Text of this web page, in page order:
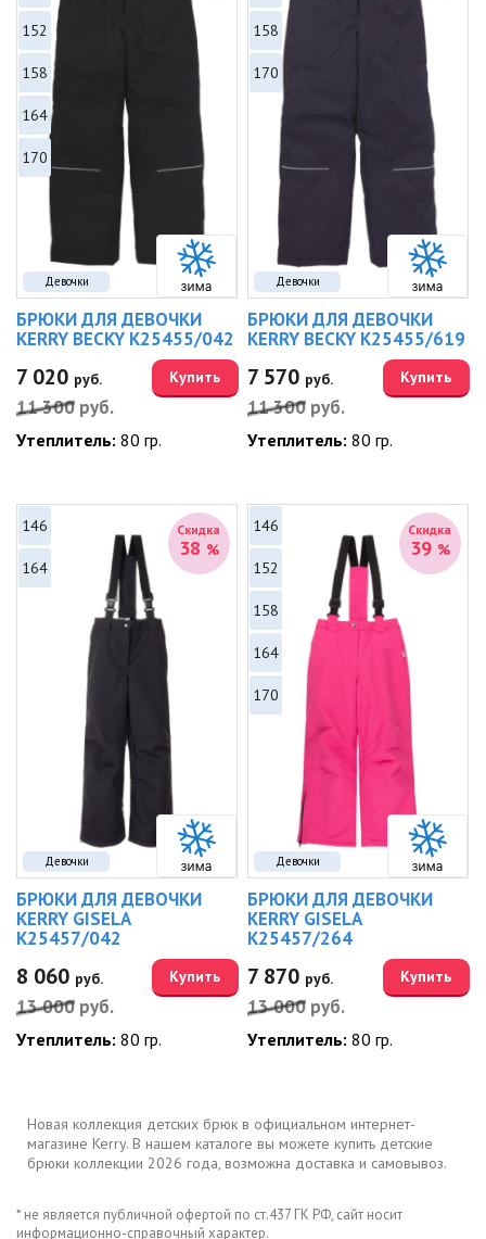
Девочки
152
158
164
170
БРЮКИ ДЛЯ ДЕВОЧКИ
KERRY BECKY K25455/042
7 020 руб.
11 300 руб.
Купить
Утеплитель:80 гр.
Девочки
158
170
БРЮКИ ДЛЯ ДЕВОЧКИ
KERRY BECKY K25455/619
7 570 руб.
11 300 руб.
Купить
Утеплитель:80 гр.
Девочки
Скидка
38 %
146
164
БРЮКИ ДЛЯ ДЕВОЧКИ
KERRY GISELA
K25457/042
8 060 руб.
13 000 руб.
Купить
Утеплитель:80 гр.
Девочки
Скидка
39 %
146
152
158
164
170
БРЮКИ ДЛЯ ДЕВОЧКИ
KERRY GISELA
K25457/264
7 870 руб.
13 000 руб.
Купить
Утеплитель:80 гр.
Новая коллекция детских брюк в официальном интернет-
магазине Kerry. В нашем каталоге вы можете купить детские
брюки коллекции 2026 года, возможна доставка и самовывоз.
* не является публичной офертой по ст.437 ГК РФ, сайт носит
информационно-справочный характер.